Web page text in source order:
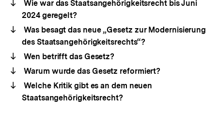
Wie war das Staatsangehörigkeitsrecht bis Juni
2024 geregelt?
Was besagt das neue „Gesetz zur Modernisierung
des Staatsangehörigkeitsrechts“?
Wen betrifft das Gesetz?
Warum wurde das Gesetz reformiert?
Welche Kritik gibt es an dem neuen
Staatsangehörigkeitsrecht?